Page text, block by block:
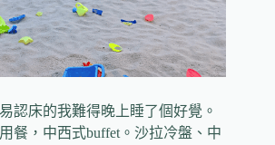
認床的我難得晚上睡了個好覺。
餐，中西式buffet。沙拉冷盤、中